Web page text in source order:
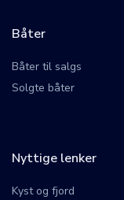
Båter
Båter til salgs
Solgte båter
Nyttige lenker
Kyst og fjord